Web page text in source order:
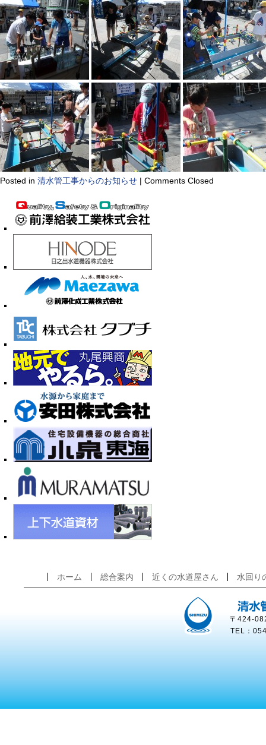
Posted in 清水管工事からのお知らせ | Comments Closed
ホーム 総合案内 近くの水道屋さん 水回り
〒424-
TEL：